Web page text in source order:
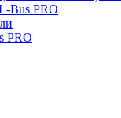
Bus PRO
PRO